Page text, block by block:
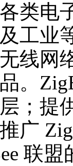
类电
工业
线网
。
；提
广
联